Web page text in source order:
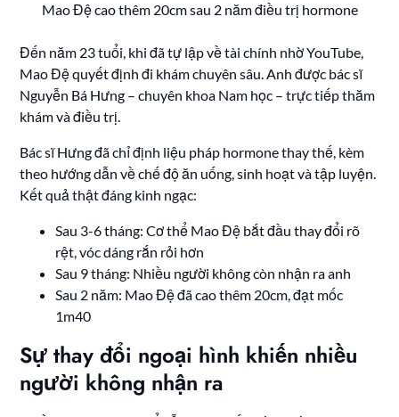
Mao Đệ cao thêm 20cm sau 2 năm điều trị hormone
Đến năm 23 tuổi, khi đã tự lập về tài chính nhờ YouTube,
Mao Đệ quyết định đi khám chuyên sâu. Anh được bác sĩ
Nguyễn Bá Hưng – chuyên khoa Nam học – trực tiếp thăm
khám và điều trị.
Bác sĩ Hưng đã chỉ định liệu pháp hormone thay thế, kèm
theo hướng dẫn về chế độ ăn uống, sinh hoạt và tập luyện.
Kết quả thật đáng kinh ngạc:
Sau 3-6 tháng: Cơ thể Mao Đệ bắt đầu thay đổi rõ
rệt, vóc dáng rắn rỏi hơn
Sau 9 tháng: Nhiều người không còn nhận ra anh
Sau 2 năm: Mao Đệ đã cao thêm 20cm, đạt mốc
1m40
Sự thay đổi ngoại hình khiến nhiều
người không nhận ra